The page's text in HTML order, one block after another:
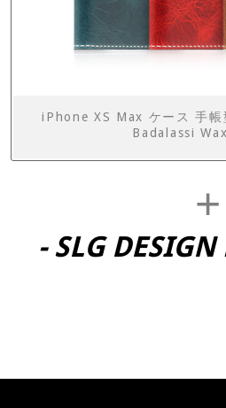
iPhone XS Max ケース 手
Badalassi
+
- SLG